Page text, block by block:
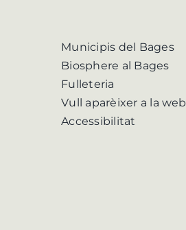
Municipis del Bages
Biosphere al Bages
Fulleteria
Vull aparèixer a la web
Accessibilitat